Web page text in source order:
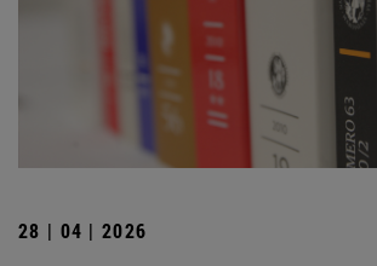
28 | 04 | 2026